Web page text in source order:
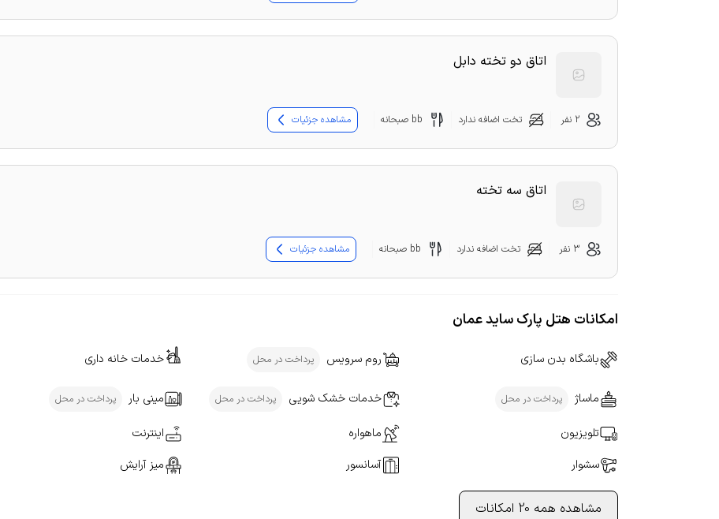
اتاق دو تخته دابل
2 نفر تخت اضافه ندارد bb صبحانه مشاهده جزئیات
اتاق سه تخته
3 نفر تخت اضافه ندارد bb صبحانه مشاهده جزئیات
امکانات هتل پارک ساید عمان
باشگاه بدن سازی روم سرویس پرداخت در محل خدمات خانه داری
ماساژ پرداخت در محل خدمات خشک شویی پرداخت در محل مینی بار پرداخت در محل
تلویزیون ماهواره اینترنت
سشوار
آسانسور میز آرایش
مشاهده همه 20 امکانات